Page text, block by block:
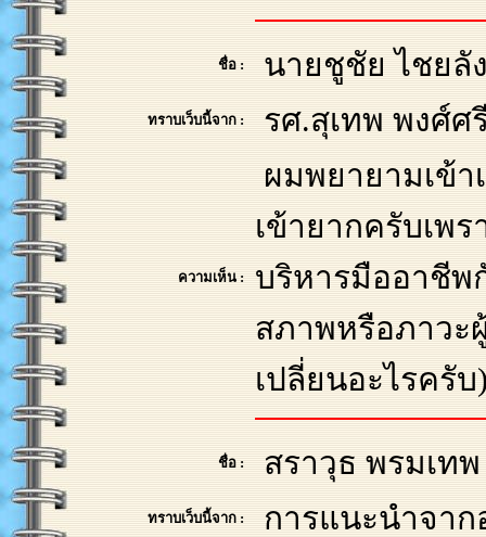
ชื่อ : นายชูชัย ไชย
ทราบเว็บนี้จาก : รศ.สุเทพ พงศ์
ความเห็น :
ผมพยายามเข้
เข้ายากครับเพ
บริหารมืออาชีพ
สภาพหรือภาวะ
เปลี่ยนอะไรครั
ชื่อ : สราวุธ พรมเ
ทราบเว็บนี้จาก : การแนะนำจา